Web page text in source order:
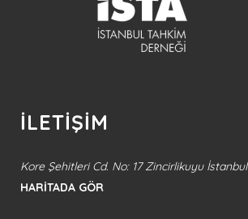
İLETİŞİM
Kore Şehitleri Cd. No: 17 Zincirlikuyu İstanbul
HARİTADA GÖR